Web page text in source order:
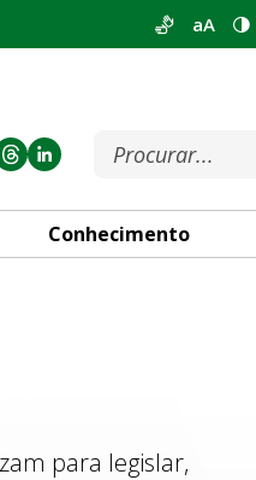
aA
Conhecimento
para legislar,